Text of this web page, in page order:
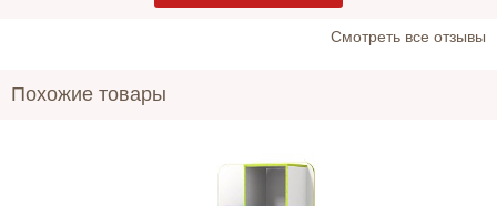
Cмотреть все отзывы
Похожие товары